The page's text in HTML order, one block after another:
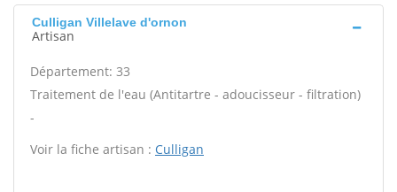
Culligan Villelave d'ornon
Artisan
Département: 33
Traitement de l'eau (Antitartre - adoucisseur - filtration)
-
Voir la fiche artisan : Culligan